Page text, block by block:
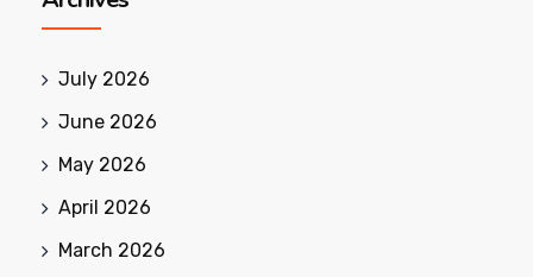
July 2026
June 2026
May 2026
April 2026
March 2026